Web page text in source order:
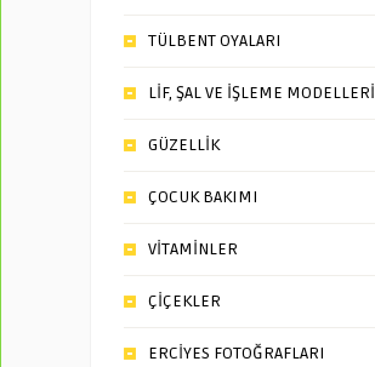
TÜLBENT OYALARI
LİF, ŞAL VE İŞLEME MODELLERİ
GÜZELLİK
ÇOCUK BAKIMI
VİTAMİNLER
ÇİÇEKLER
ERCİYES FOTOĞRAFLARI